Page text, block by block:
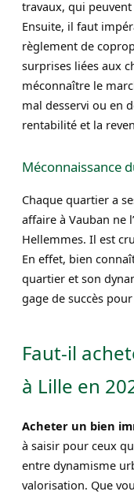
travaux, qui
Ensuite, il faut
règlement de
surprises liées aux
méconnaître le
mal desservi ou en
rentabilité et la
Méconnaissance
Chaque quartier a
affaire à Vauban ne
Hellemmes. Il est
En effet, bien
quartier et son
gage de succès
Faut-il
à Lille en
Acheter un bien
à saisir pour ceux
entre dynamisme
valorisation. Que